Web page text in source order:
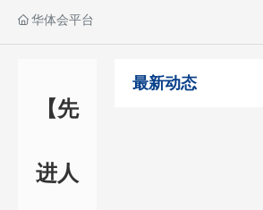
华体会平台
【先
进人
最新动态